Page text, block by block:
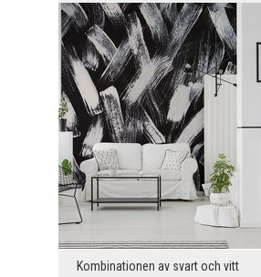
Kombinationen av svart och vitt